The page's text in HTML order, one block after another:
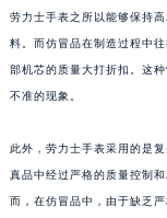
劳力士手表之所以能够保持
料。而仿冒品在制造过程中
部机芯的质量大打折扣。这
不准的现象。
此外，劳力士手表采用的是
真品中经过严格的质量控制
而，在仿冒品中，由于缺乏